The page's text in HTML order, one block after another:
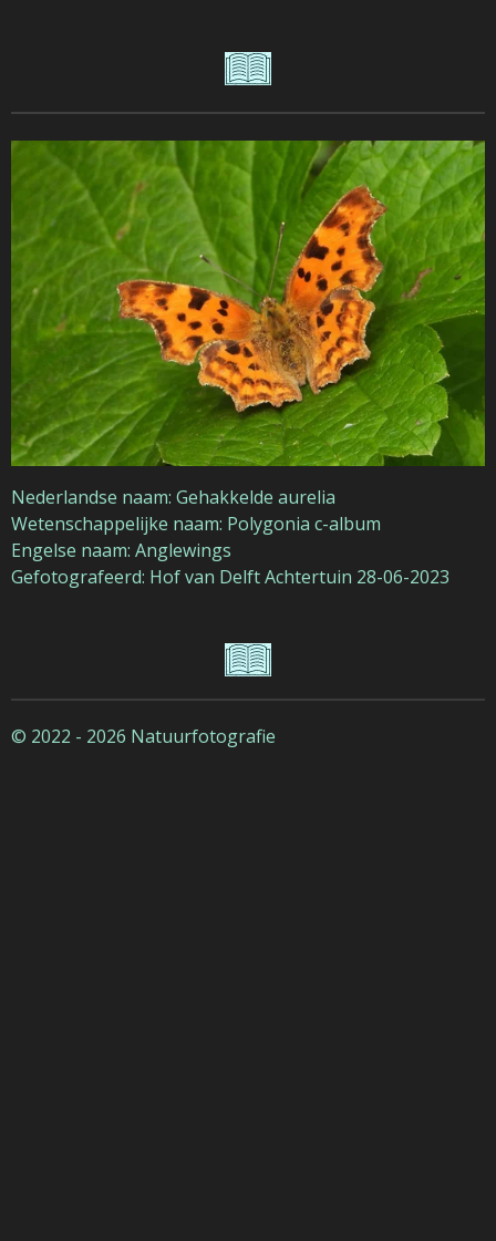
Nederlandse naam: Gehakkelde aurelia
Wetenschappelijke naam: Polygonia c-album
Engelse naam: Anglewings
Gefotografeerd: Hof van Delft Achtertuin 28-06-2023
© 2022 - 2026 Natuurfotografie